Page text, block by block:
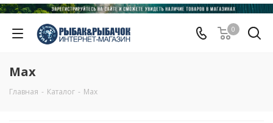
0
Max
Главная - Каталог - Max